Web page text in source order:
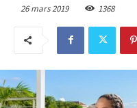
26 mars 2019 1368